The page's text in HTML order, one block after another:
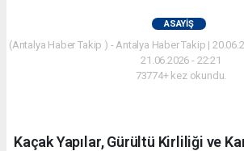
ASAYIŞ
(Antalya Haber Takip ) - Antalya Haber Takip |
21.06.2026 - 22:21
73774+ kez okundu.
Kaçak Yapılar, Gürültü Kirliliği ve